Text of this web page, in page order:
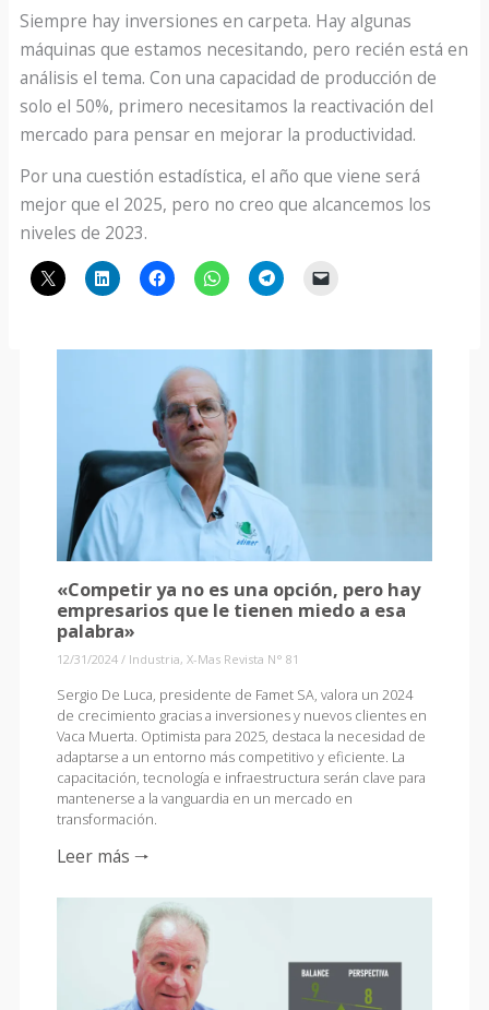
Siempre hay inversiones en carpeta. Hay algunas
máquinas que estamos necesitando, pero recién está en
análisis el tema. Con una capacidad de producción de
solo el 50%, primero necesitamos la reactivación del
mercado para pensar en mejorar la productividad.
Por una cuestión estadística, el año que viene será
mejor que el 2025, pero no creo que alcancemos los
niveles de 2023.
«Competir ya no es una opción, pero hay
empresarios que le tienen miedo a esa
palabra»
12/31/2024 / Industria, X-Mas Revista N° 81
Sergio De Luca, presidente de Famet SA, valora un 2024
de crecimiento gracias a inversiones y nuevos clientes en
Vaca Muerta. Optimista para 2025, destaca la necesidad de
adaptarse a un entorno más competitivo y eficiente. La
capacitación, tecnología e infraestructura serán clave para
mantenerse a la vanguardia en un mercado en
transformación.
Leer más 🠒